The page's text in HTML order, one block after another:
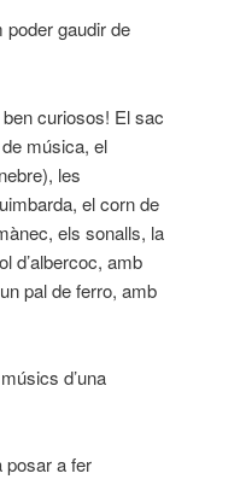
poder gaudir de
curiosos! El sac
música, el
les
el corn de
els sonalls, la
d’albercoc, amb
pal de ferro, amb
d’una
posar a fer